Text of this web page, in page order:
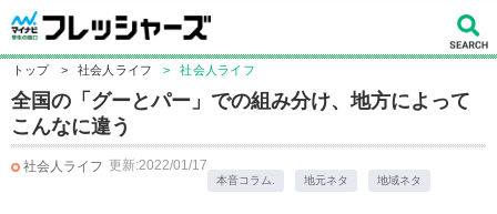
トップ > 社会人ライフ > 社会人ライフ
全国の「グーとパー」での組み分け、地方によって
こんなに違う
社会人ライフ 更新:2022/01/17
本音コラム. 地元ネタ 地域ネタ